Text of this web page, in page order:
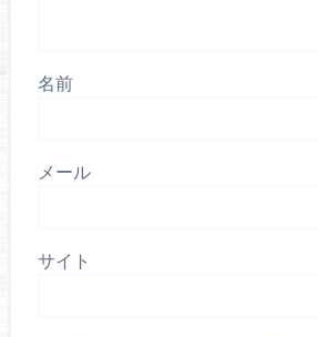
名前
メール
サイト